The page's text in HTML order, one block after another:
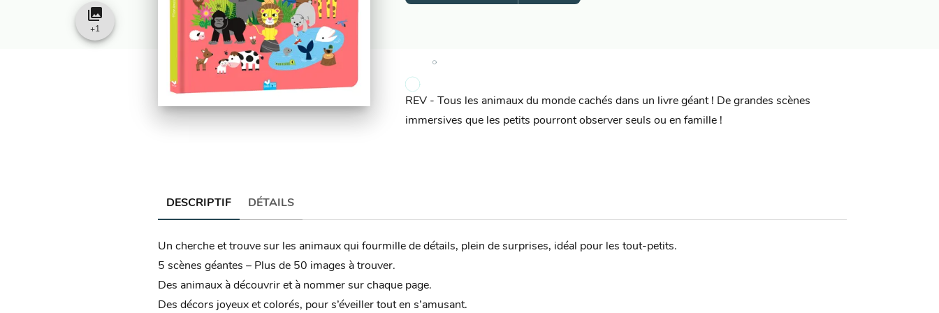
REV - Tous les animaux du monde cachés dans un livre géant ! De grandes scènes
immersives que les petits pourront observer seuls ou en famille !
collections
+1
DESCRIPTIF DÉTAILS
Un cherche et trouve sur les animaux qui fourmille de détails, plein de surprises, idéal pour les tout-petits.
5 scènes géantes – Plus de 50 images à trouver.
Des animaux à découvrir et à nommer sur chaque page.
Des décors joyeux et colorés, pour s’éveiller tout en s’amusant.